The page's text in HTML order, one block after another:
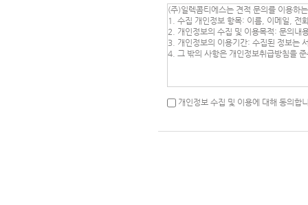
개인정보 수집 및 이용에 대해 동의합